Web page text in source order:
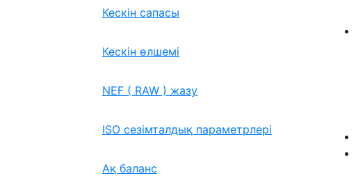
Кескін сапасы
Кескін өлшемі
NEF ( RAW ) жазу
ISO сезімталдық параметрлері
Ақ баланс